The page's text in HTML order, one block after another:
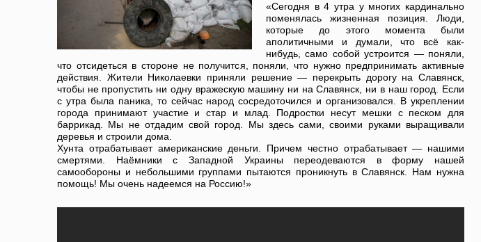
«Сегодня в 4 утра у многих кардинально
поменялась жизненная позиция. Люди,
которые до этого момента были
аполитичными и думали, что всё как-
нибудь, само собой устроится — поняли,
что отсидеться в стороне не получится, поняли, что нужно предпринимать активные
действия. Жители Николаевки приняли решение — перекрыть дорогу на Славянск,
чтобы не пропустить ни одну вражескую машину ни на Славянск, ни в наш город. Если
с утра была паника, то сейчас народ сосредоточился и организовался. В укреплении
города принимают участие и стар и млад. Подростки несут мешки с песком для
баррикад. Мы не отдадим свой город. Мы здесь сами, своими руками выращивали
деревья и строили дома.
Хунта отрабатывает американские деньги. Причем честно отрабатывает — нашими
смертями. Наёмники с Западной Украины переодеваются в форму нашей
самообороны и небольшими группами пытаются проникнуть в Славянск. Нам нужна
помощь! Мы очень надеемся на Россию!»